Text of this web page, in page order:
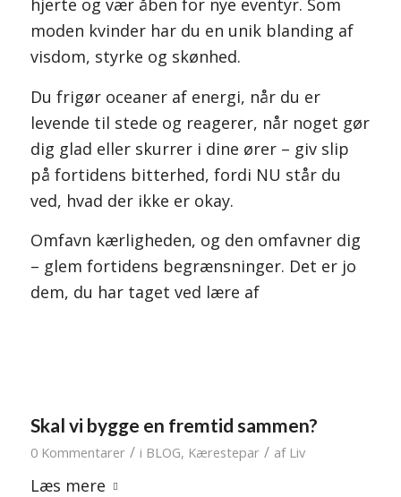
hjerte og vær åben for nye eventyr. Som
moden kvinder har du en unik blanding af
visdom, styrke og skønhed.
Du frigør oceaner af energi, når du er
levende til stede og reagerer, når noget gør
dig glad eller skurrer i dine ører – giv slip
på fortidens bitterhed, fordi NU står du
ved, hvad der ikke er okay.
Omfavn kærligheden, og den omfavner dig
– glem fortidens begrænsninger. Det er jo
dem, du har taget ved lære af
Skal vi bygge en fremtid sammen?
0 Kommentarer / i BLOG, Kærestepar / af Liv
Læs mere